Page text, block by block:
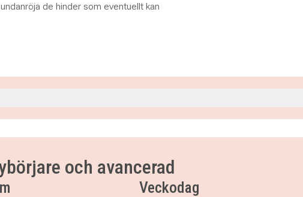
de hinder som eventuellt kan
och avancerad
Veckodag